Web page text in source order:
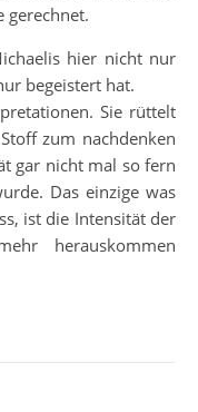
gerechnet.
hier nicht nur
begeistert hat.
Sie rüttelt
zum nachdenken
gar nicht mal so fern
Das einzige was
ist die Intensität der
herauskommen